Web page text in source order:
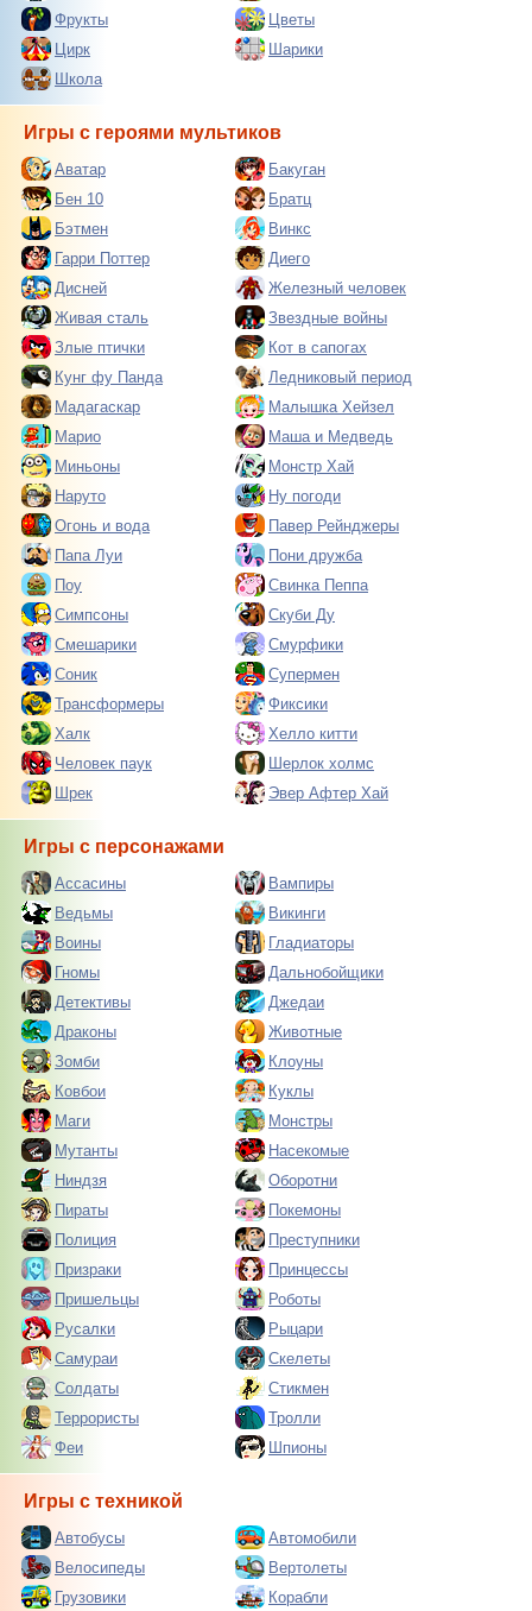
Фрукты
Цветы
Цирк
Шарики
Школа
Игры с героями мультиков
Аватар
Бакуган
Бен 10
Братц
Бэтмен
Винкс
Гарри Поттер
Диего
Дисней
Железный человек
Живая сталь
Звездные войны
Злые птички
Кот в сапогах
Кунг фу Панда
Ледниковый период
Мадагаскар
Малышка Хейзел
Марио
Маша и Медведь
Миньоны
Монстр Хай
Наруто
Ну погоди
Огонь и вода
Павер Рейнджеры
Папа Луи
Пони дружба
Поу
Свинка Пеппа
Симпсоны
Скуби Ду
Смешарики
Смурфики
Соник
Супермен
Трансформеры
Фиксики
Халк
Хелло китти
Человек паук
Шерлок холмс
Шрек
Эвер Афтер Хай
Игры с персонажами
Ассасины
Вампиры
Ведьмы
Викинги
Воины
Гладиаторы
Гномы
Дальнобойщики
Детективы
Джедаи
Драконы
Животные
Зомби
Клоуны
Ковбои
Куклы
Маги
Монстры
Мутанты
Насекомые
Ниндзя
Оборотни
Пираты
Покемоны
Полиция
Преступники
Призраки
Принцессы
Пришельцы
Роботы
Русалки
Рыцари
Самураи
Скелеты
Солдаты
Стикмен
Террористы
Тролли
Феи
Шпионы
Игры с техникой
Автобусы
Автомобили
Велосипеды
Вертолеты
Грузовики
Корабли